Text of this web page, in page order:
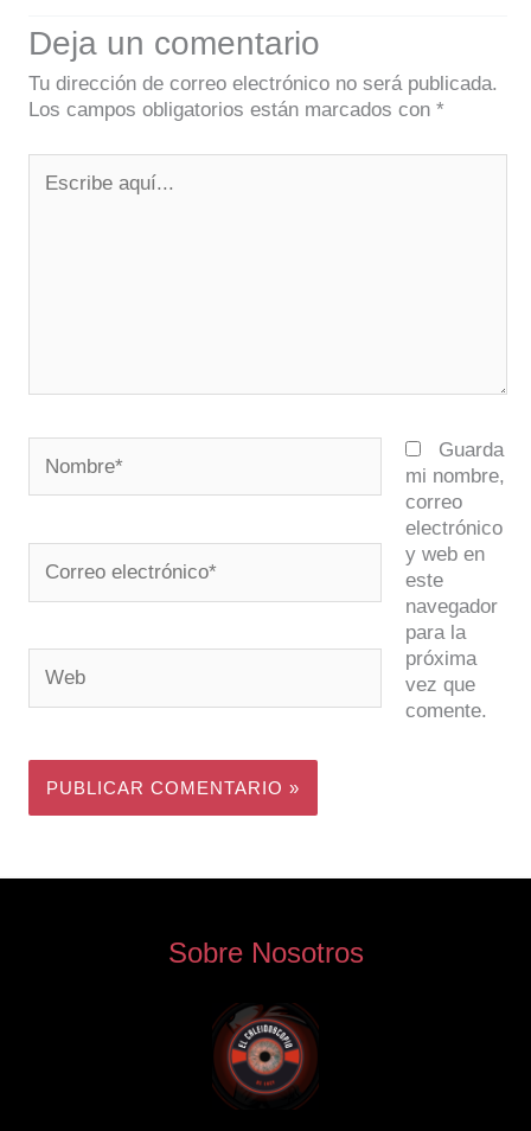
Deja un comentario
Tu dirección de correo electrónico no será publicada.
Los campos obligatorios están marcados con *
aquí...
electrónico*
Guarda
mi nombre,
correo
electrónico
y web en
este
navegador
para la
próxima
vez que
comente.
Sobre Nosotros